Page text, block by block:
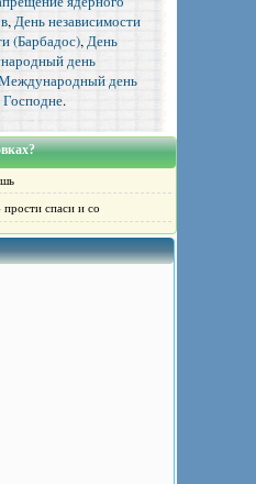
,День независимости
(Барбадос),День
день
день
.
спаси и со